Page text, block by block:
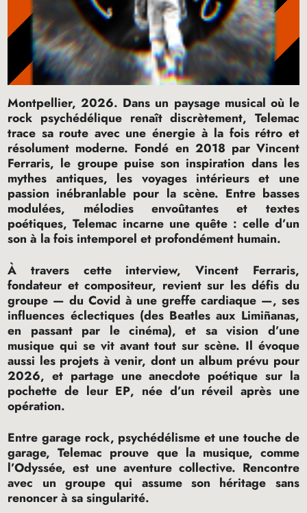
Montpellier, 2026. Dans un paysage musical où le
rock psychédélique renaît discrètement, Telemac
trace sa route avec une énergie à la fois rétro et
résolument moderne. Fondé en 2018 par Vincent
Ferraris, le groupe puise son inspiration dans les
mythes antiques, les voyages intérieurs et une
passion inébranlable pour la scène. Entre basses
modulées, mélodies envoûtantes et textes
poétiques, Telemac incarne une quête : celle d’un
son à la fois intemporel et profondément humain.
À travers cette interview, Vincent Ferraris,
fondateur et compositeur, revient sur les défis du
groupe — du Covid à une greffe cardiaque —, ses
influences éclectiques (des Beatles aux Limiñanas,
en passant par le cinéma), et sa vision d’une
musique qui se vit avant tout sur scène. Il évoque
aussi les projets à venir, dont un album prévu pour
2026, et partage une anecdote poétique sur la
pochette de leur EP, née d’un réveil après une
opération.
Entre garage rock, psychédélisme et une touche de
garage, Telemac prouve que la musique, comme
l’Odyssée, est une aventure collective. Rencontre
avec un groupe qui assume son héritage sans
renoncer à sa singularité.